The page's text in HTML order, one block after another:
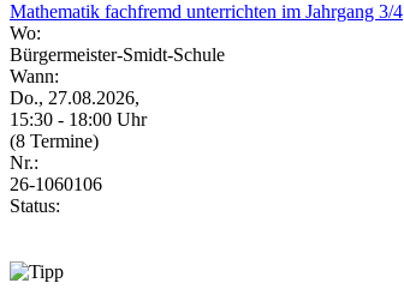
Mathematik fachfremd unterrichten im Jahrgang 3/4
Wo:
Bürgermeister-Smidt-Schule
Wann:
Do., 27.08.2026,
15:30 - 18:00 Uhr
(8 Termine)
Nr.:
26-1060106
Status: